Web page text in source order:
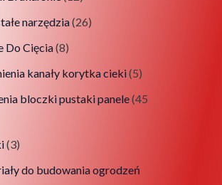
narzędzia 26
Do Cięcia 8
kanały korytka cieki 5
bloczki pustaki panele 45
3
do budowania ogrodzeń